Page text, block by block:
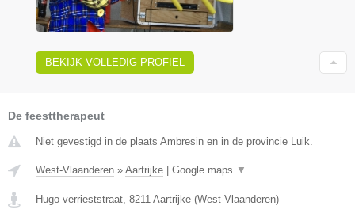
BEKIJK VOLLEDIG PROFIEL
De feesttherapeut
Niet gevestigd in de plaats Ambresin en in de provincie Luik.
West-Vlaanderen » Aartrijke | Google maps ▼
Hugo verrieststraat 8211 Aartrijke (West-Vlaanderen)